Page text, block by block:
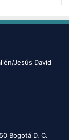
Jesús David
Bogotá D. C.